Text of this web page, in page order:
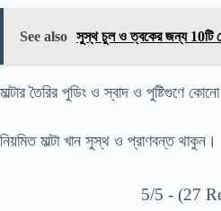
See also সুস্থ চুল ও ত্বকের জন্য 10টি
মাল্টার তৈরির পুডিং ও স্বাদ ও পুষ্টিগুণে
নিয়মিত মাল্টা খান সুস্থ ও প্রাণবন্ত থাকুন।
5/5 - (27